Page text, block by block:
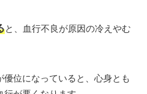
と、血行不良が原因の冷えやむ
位になっていると、心身とも